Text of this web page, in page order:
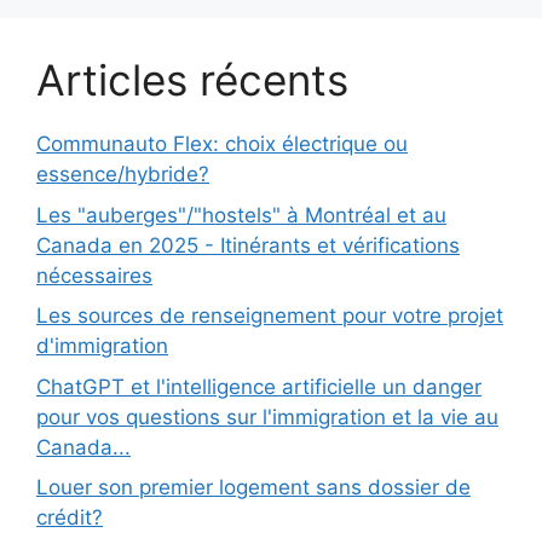
Articles récents
Communauto Flex: choix électrique ou
essence/hybride?
Les "auberges"/"hostels" à Montréal et au
Canada en 2025 - Itinérants et vérifications
nécessaires
Les sources de renseignement pour votre projet
d'immigration
ChatGPT et l'intelligence artificielle un danger
pour vos questions sur l'immigration et la vie au
Canada...
Louer son premier logement sans dossier de
crédit?